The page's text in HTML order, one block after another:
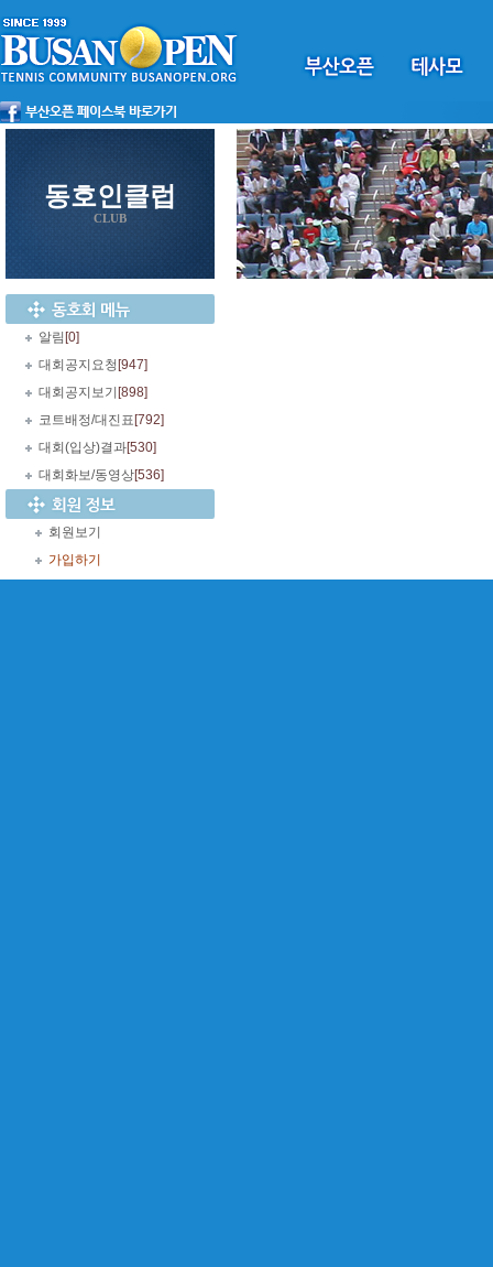
동호인클럽
CLUB
알림 [0]
대회공지요청 [947]
대회공지보기 [898]
코트배정/대진표 [792]
대회(입상)결과[530]
대회화보/동영상[536]
회원보기
가입하기